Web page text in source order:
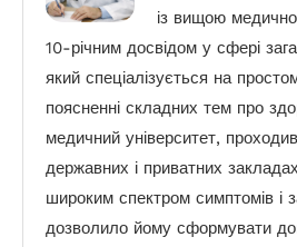
із вищою
10-річним досвідом у сфері
який спеціалізується на
поясненні складних тем про
медичний університет,
державних і приватних
широким спектром симптомів і
дозволило йому сформувати